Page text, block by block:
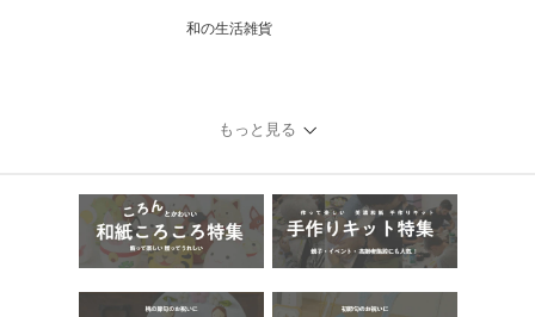
和の生活雑貨
もっと見る